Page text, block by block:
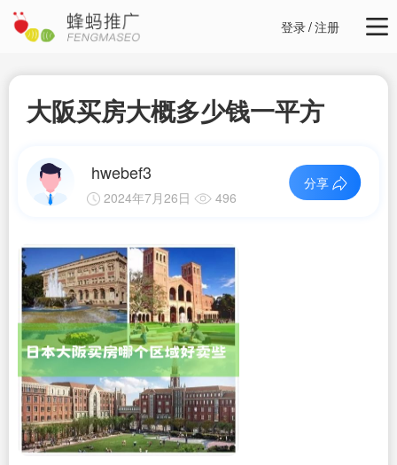
登录/注册
大阪买房大概多少钱一平方
hwebef3
2024年7月26日 496
分享